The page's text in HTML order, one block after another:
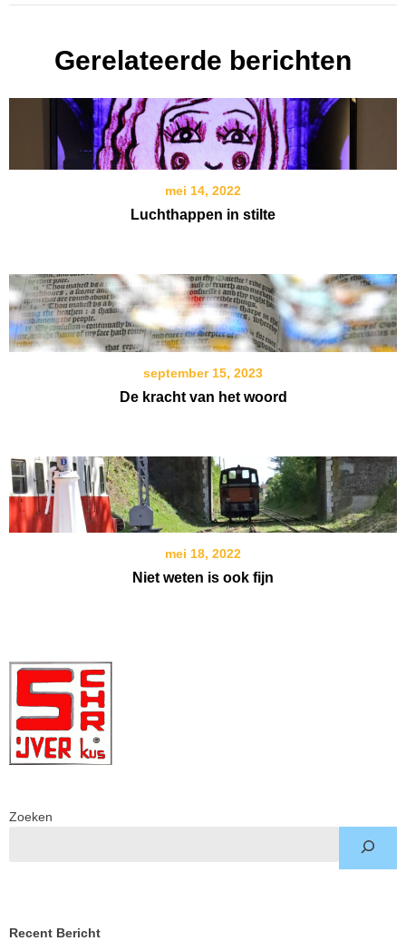
Gerelateerde berichten
mei 14, 2022
Luchthappen in stilte
september 15, 2023
De kracht van het woord
mei 18, 2022
Niet weten is ook fijn
Zoeken
Recent Bericht